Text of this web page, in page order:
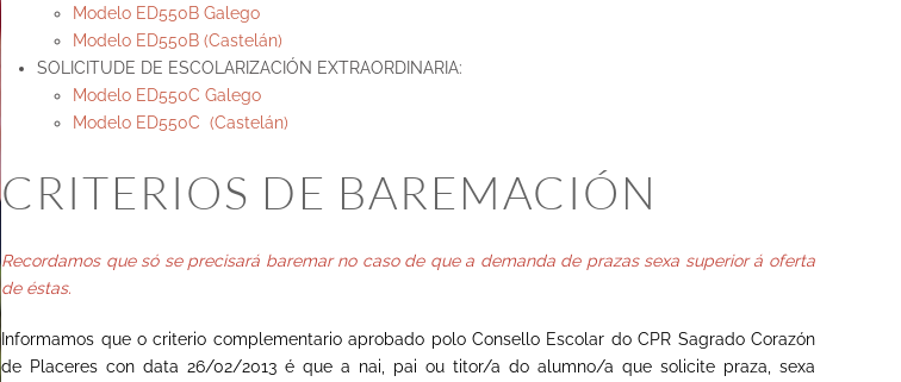
Modelo ED550B Galego
Modelo ED550B (Castelán)
SOLICITUDE DE ESCOLARIZACIÓN EXTRAORDINARIA:
Modelo ED550C Galego
Modelo ED550C (Castelán)
CRITERIOS DE BAREMACIÓN
Recordamos que só se precisará baremar no caso de que a demanda de prazas sexa superior á oferta
de éstas.
Informamos que o criterio complementario aprobado polo Consello Escolar do CPR Sagrado Corazón
de Placeres con data 26/02/2013 é que a nai, pai ou titor/a do alumno/a que solicite praza, sexa